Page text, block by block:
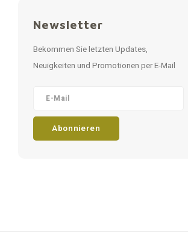
Newsletter
Bekommen Sie letzten Updates,
Neuigkeiten und Promotionen per E-Mail
Abonnieren